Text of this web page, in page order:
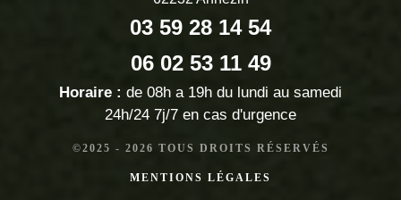
03 59 28 14 54
06 02 53 11 49
Horaire : de 08h a 19h du lundi au samedi
24h/24 7j/7 en cas d'urgence
©2025 - 2026 TOUS DROITS RÉSERVÉS
MENTIONS LÉGALES